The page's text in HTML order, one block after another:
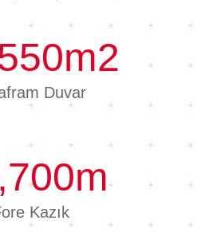
m2
Duvar
m
Kazık